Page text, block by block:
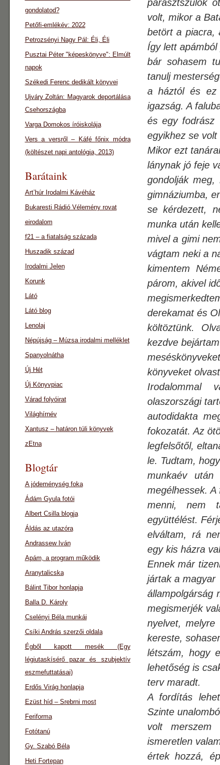
parasztszülők
volt, mikor a
betört a piacra,
Így lett apámból
bár sohasem
tanulj
a háztól és ez
igazság. A
és egy fodrász
egyikhez se volt
Mikor ezt
lánynak jó feje
gondolják
gimnáziumba,
se kérdezett,
munka után
mivel a gimi
vágtam neki a
kimentem
párom, akivel
derekamat és
költöztünk.
kezdve
könyveket
Irodalommal
olaszországi
autodidakta
fokozatát. Az
legfelsőtől,
le. Tudtam,
munkaév
megélhessek.
menni, nem
együttélést.
elváltam, rá
egy kis házra
Ennek már
jártak a magyar
állampolgárság
megismerjék
nyelvet,
kereste,
létszám, hogy
lehetőség is
terv maradt.
A fordítás
Szinte
volt merszem
ismeretlen
értek hozzá,
gondolatod?
Petőfi-emlékév: 2022
Petrozsényi Nagy Pál: Éli, Éli
Pusztai Péter "képeskönyve": Elmúlt
napok
Székedi Ferenc dedikált könyvei
Ujváry Zoltán: Magyarok deportálása
Csehországba
Varga Domokos íróiskolája
Vers a versről – Káfé főnix módra
(költészet napi antológia, 2013)
Barátaink
Art’húr Irodalmi Kávéház
Bukaresti Rádió Vélemény rovat
eirodalom
f21 – a fiatalság százada
Huszadik század
Irodalmi Jelen
Korunk
Látó
Látó blog
Lenolaj
Népújság – Múzsa irodalmi melléklet
Spanyolnátha
Új Hét
Új Könyvpiac
Várad folyóirat
Világhírnév
Xantusz – határon túli könyvek
zEtna
Blogtár
A jódeménység foka
Ádám Gyula fotói
Albert Csilla blogja
Áldás az utazóra
Andrassew Iván
Apám, a program működik
Aranytalicska
Bálint Tibor honlapja
Balla D. Károly
Cselényi Béla munkái
Csíki András szerzői oldala
Égből kapott mesék (Egy
légiutaskísérő pazar és szubjektív
eszmefuttatásai)
Erdős Virág honlapja
Ezüst híd – Srebrni most
Feriforma
Fotótanú
Gy. Szabó Béla
Heti Fortepan